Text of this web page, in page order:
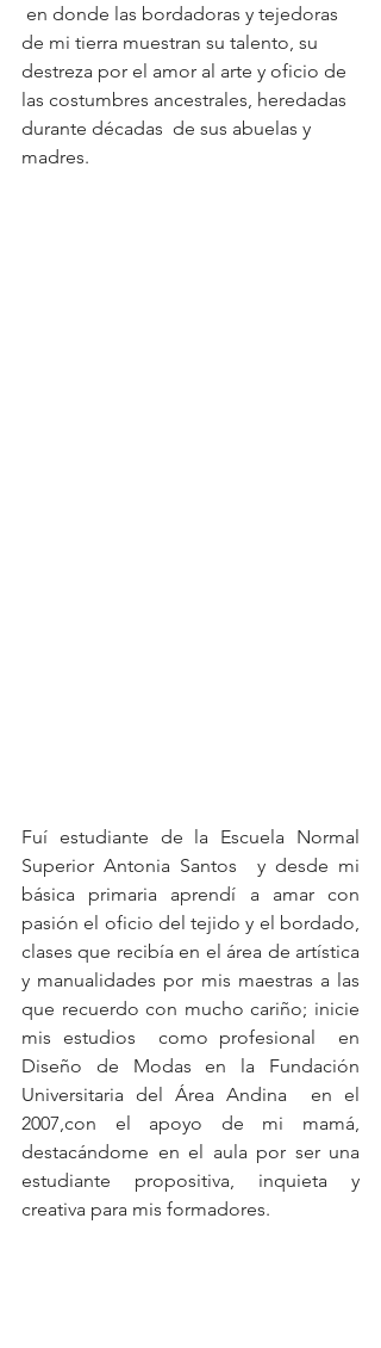
en donde las bordadoras y tejedoras
de mi tierra muestran su talento, su
destreza por el amor al arte y oficio de
las costumbres ancestrales, heredadas
durante décadas  de sus abuelas y
madres.
Fuí estudiante de la Escuela Normal
Superior Antonia Santos  y desde mi
básica primaria aprendí a amar con
pasión el oficio del tejido y el bordado,
clases que recibía en el área de artística
y manualidades por mis maestras a las
que recuerdo con mucho cariño; inicie
mis estudios  como profesional  en
Diseño de Modas en la Fundación
Universitaria del Área Andina  en el
2007,con el apoyo de mi mamá,
destacándome en el aula por ser una
estudiante propositiva, inquieta y
creativa para mis formadores.